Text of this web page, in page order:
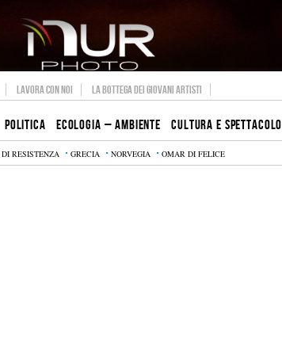
LAVORA CON NOI LA BOTTEGA DEI GIOVANI ARTISTI
POLITICA ECOLOGIA – AMBIENTE CULTURA E SPETTACOLO
RESISTENZA GRECIA NORVEGIA OMAR DI FELICE